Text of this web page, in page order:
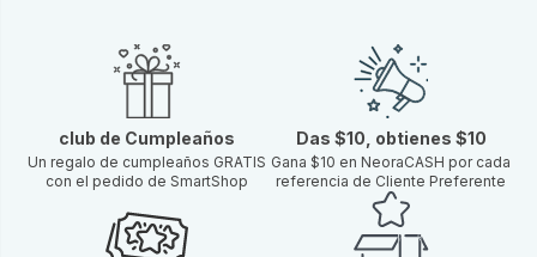
club de Cumpleaños
Un regalo de cumpleaños GRATIS
con el pedido de SmartShop
Das $10, obtienes $10
Gana $10 en NeoraCASH por cada
referencia de Cliente Preferente